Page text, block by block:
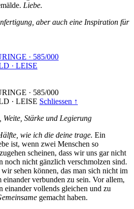
Liebe.
aber auch eine Inspiration für
· 585/000
· LEISE
· 585/000
· LEISE Schliessen ↑
Stärke und Legierung
wie ich die deine trage. Ein
ist, wenn zwei Menschen so
scheinen, dass wir uns gar nicht
noch nicht gänzlich verschmolzen sind.
sehen können, das man sich nicht im
einander verbunden zu sein. Vor allem,
einander vollends gleichen und zu
gemacht haben.